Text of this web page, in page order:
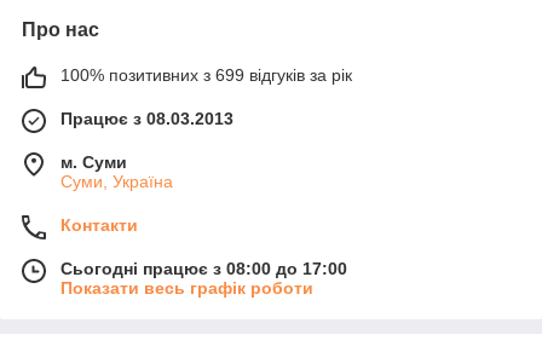
Про нас
100% позитивних з 699 відгуків за рік
Працює з 08.03.2013
м. Суми
Суми, Україна
Контакти
Сьогодні працює з 08:00 до 17:00
Показати весь графік роботи